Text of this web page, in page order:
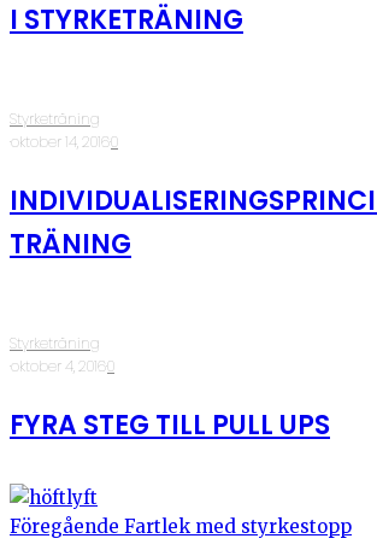
I STYRKETRÄNING
Styrketräning
·oktober 14, 2016·0
TRÄNING
Styrketräning
·oktober 4, 2016·0
FYRA STEG TILL PULL UPS
Föregående Fartlek med styrkestopp